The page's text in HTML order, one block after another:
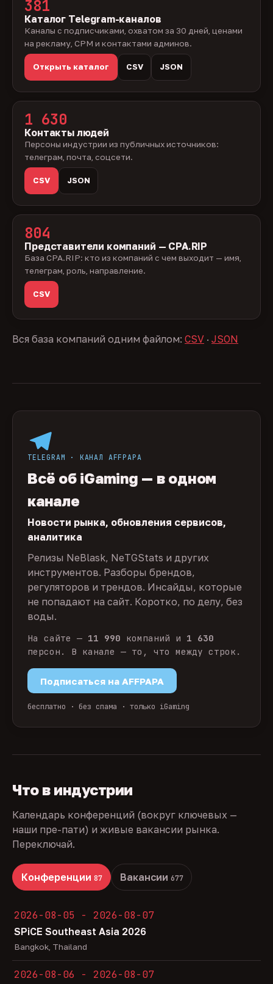
381
Каталог Telegram-каналов
Каналы с подписчиками, охватом за 30 дней, ценами
на рекламу, CPM и контактами админов.
Открыть каталог CSV JSON
1 630
Контакты людей
Персоны индустрии из публичных источников:
телеграм, почта, соцсети.
CSV JSON
804
Представители компаний — CPA.RIP
База CPA.RIP: кто из компаний с чем выходит — имя,
телеграм, роль, направление.
CSV
Вся база компаний одним файлом: CSV · JSON
TELEGRAM · КАНАЛ AFFPAPA
Всё об iGaming — в одном
канале
Новости рынка, обновления сервисов,
аналитика
Релизы NeBlask, NeTGStats и других
инструментов. Разборы брендов,
регуляторов и трендов. Инсайды, которые
не попадают на сайт. Коротко, по делу, без
воды.
На сайте — 11 990 компаний и 1 630
персон. В канале — то, что между строк.
Подписаться на AFFPAPA
бесплатно · без спама · только iGaming
Что в индустрии
Календарь конференций (вокруг ключевых —
наши пре-пати) и живые вакансии рынка.
Переключай.
Конференции 87 Вакансии 677
2026-08-05 - 2026-08-07
SPiCE Southeast Asia 2026
Bangkok, Thailand
2026-08-06 - 2026-08-07